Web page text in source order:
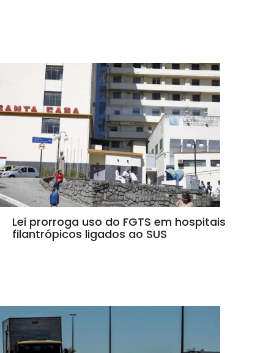
Lei prorroga uso do FGTS em hospitais
filantrópicos ligados ao SUS